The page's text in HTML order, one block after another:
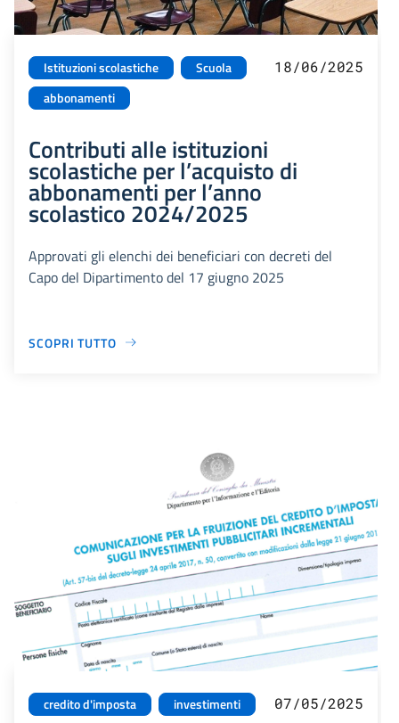
Istituzioni scolastiche
Scuola
abbonamenti
18/06/2025
Contributi alle istituzioni
scolastiche per l’acquisto di
abbonamenti per l’anno
scolastico 2024/2025
Approvati gli elenchi dei beneficiari con decreti del
Capo del Dipartimento del 17 giugno 2025
SCOPRI TUTTO
credito d'imposta
investimenti
07/05/2025